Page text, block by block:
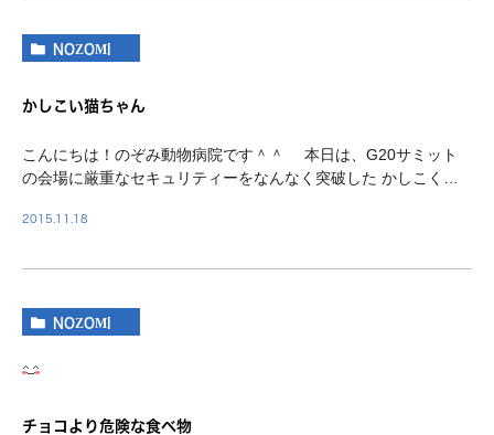
NOZOMI
かしこい猫ちゃん
こんにちは！のぞみ動物病院です＾＾ 本日は、G20サミット
の会場に厳重なセキュリティーをなんなく突破した かしこく
い記事・動画は ☆ こちら ☆
2015.11.18
NOZOMI
チョコより危険な食べ物